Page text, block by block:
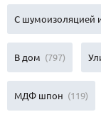
С шумоизоляцией
В дом (797)
МДФ шпон (119)